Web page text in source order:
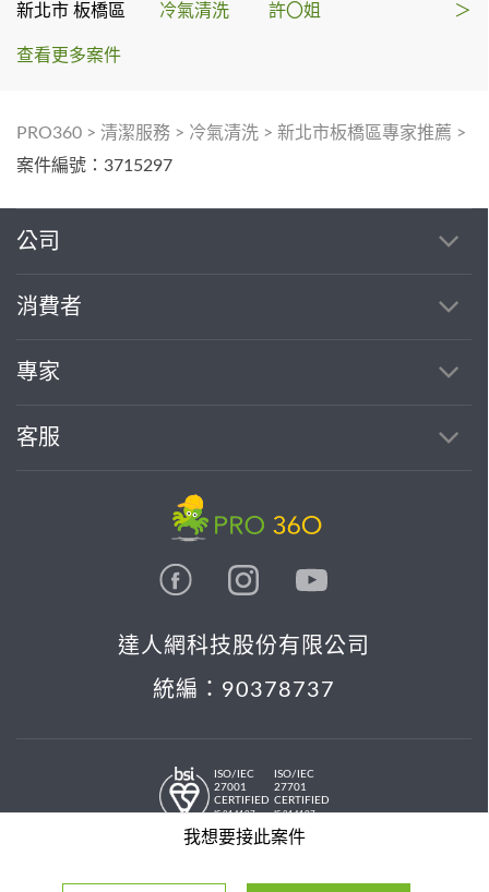
新北市 板橋區 冷氣清洗 許〇姐 ＞
查看更多案件
PRO360 > 清潔服務 > 冷氣清洗 > 新北市板橋區專家推薦 >
案件編號：3715297
我想要接此案件
公司
消費者
專家
客服
達人網科技股份有限公司
統編：90378737
ISO/IEC
27001
CERTIFIED
IS 814197
ISO/IEC
27701
CERTIFIED
IS 814197
© 2026 PRO36O. All rights reserved.